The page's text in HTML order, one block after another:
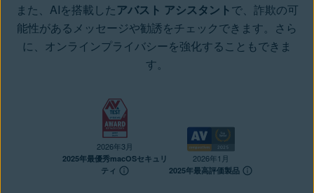
また、AIを搭載したアバスト アシスタントで、詐欺の可
能性があるメッセージや勧誘をチェックできます。さら
に、オンラインプライバシーを強化することもできま
す。
2026年3月
2025年最優秀macOSセキュリ
ティ
2026年1月
2025年最高評価製品